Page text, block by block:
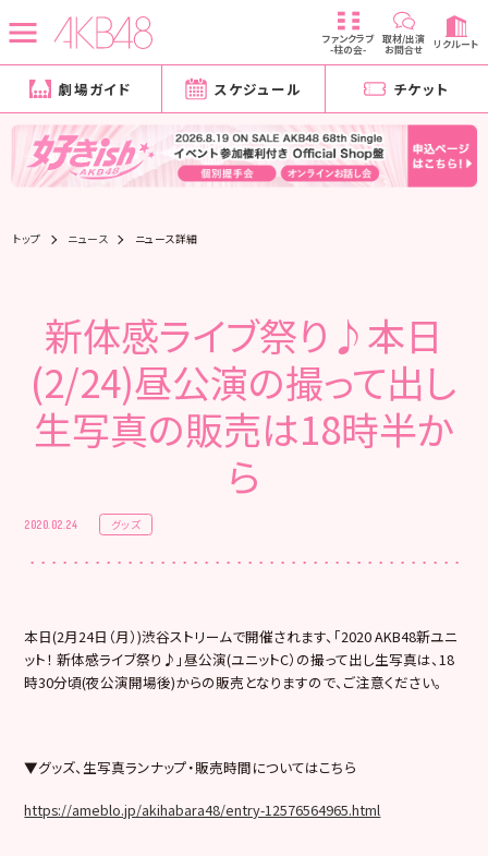
ファンクラブ
-柱の会-
取材/出演
お問合せ リクルート
劇場ガイド スケジュール チケット
トップ ニュース ニュース詳細
新体感ライブ祭り♪本日
(2/24)昼公演の撮って出し
生写真の販売は18時半か
ら
2020.02.24 グッズ
本日(2月24日（月）)渋谷ストリームで開催されます、「2020 AKB48新ユニ
ット！ 新体感ライブ祭り♪」昼公演(ユニットC）の撮って出し生写真は、18
時30分頃(夜公演開場後)からの販売となりますので、ご注意ください。
▼グッズ、生写真ランナップ・販売時間についてはこちら
https://ameblo.jp/akihabara48/entry-12576564965.html